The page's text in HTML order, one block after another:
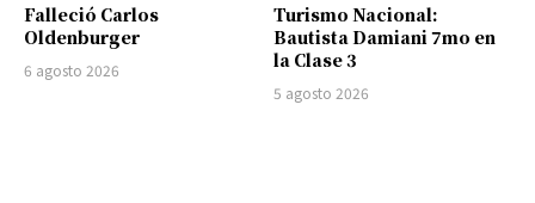
Falleció Carlos
Oldenburger
6 agosto 2026
Turismo Nacional:
Bautista Damiani 7mo en
la Clase 3
5 agosto 2026